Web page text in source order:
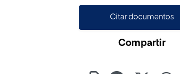
Citar documentos
Compartir